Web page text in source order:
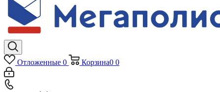
Отложенные 0 Корзина0 0